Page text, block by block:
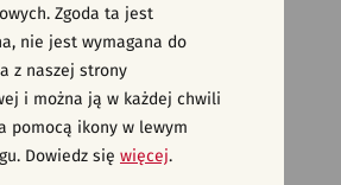
Zgoda ta jest
nie jest wymagana do
z naszej strony
i można ją w każdej chwili
pomocą ikony w lewym
Dowiedz się więcej.